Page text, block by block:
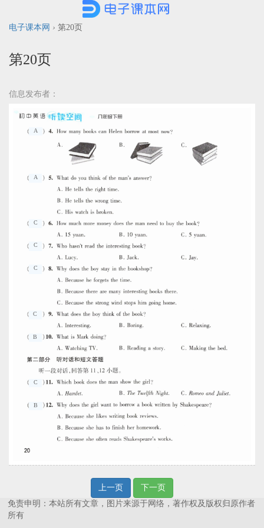
电子课本网 › 第20页
第20页
信息发布者：
A
A
C
C
C
C
B
C
B
上一页
下一页
免责申明：本站所有文章，图片来源于网络，著作权及版权归原作者
所有